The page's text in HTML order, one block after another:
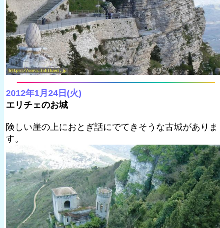
2012年1月24日(火)
エリチェのお城
険しい崖の上におとぎ話にでてきそうな古城がありま
す。